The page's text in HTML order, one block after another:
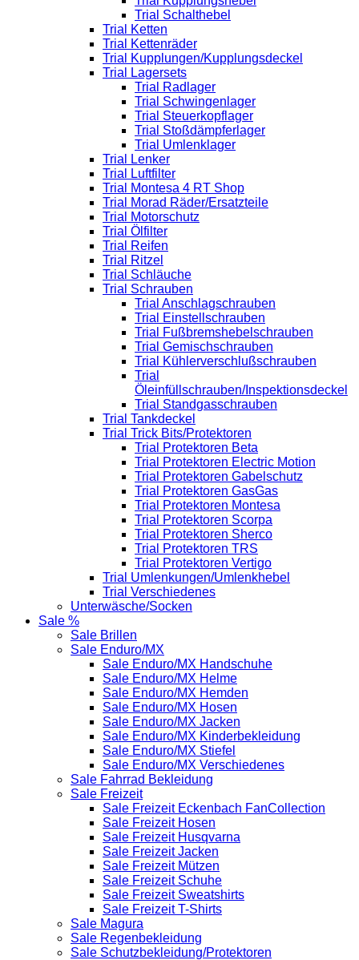
Trial Schalthebel
Trial Ketten
Trial Kettenräder
Trial Kupplungen/Kupplungsdeckel
Trial Lagersets
Trial Radlager
Trial Schwingenlager
Trial Steuerkopflager
Trial Stoßdämpferlager
Trial Umlenklager
Trial Lenker
Trial Luftfilter
Trial Montesa 4 RT Shop
Trial Morad Räder/Ersatzteile
Trial Motorschutz
Trial Ölfilter
Trial Reifen
Trial Ritzel
Trial Schläuche
Trial Schrauben
Trial Anschlagschrauben
Trial Einstellschrauben
Trial Fußbremshebelschrauben
Trial Gemischschrauben
Trial Kühlerverschlußschrauben
Trial
Öleinfüllschrauben/Inspektionsdeckel
Trial Standgasschrauben
Trial Tankdeckel
Trial Trick Bits/Protektoren
Trial Protektoren Beta
Trial Protektoren Electric Motion
Trial Protektoren Gabelschutz
Trial Protektoren GasGas
Trial Protektoren Montesa
Trial Protektoren Scorpa
Trial Protektoren Sherco
Trial Protektoren TRS
Trial Protektoren Vertigo
Trial Umlenkungen/Umlenkhebel
Trial Verschiedenes
Unterwäsche/Socken
Sale %
Sale Brillen
Sale Enduro/MX
Sale Enduro/MX Handschuhe
Sale Enduro/MX Helme
Sale Enduro/MX Hemden
Sale Enduro/MX Hosen
Sale Enduro/MX Jacken
Sale Enduro/MX Kinderbekleidung
Sale Enduro/MX Stiefel
Sale Enduro/MX Verschiedenes
Sale Fahrrad Bekleidung
Sale Freizeit
Sale Freizeit Eckenbach FanCollection
Sale Freizeit Hosen
Sale Freizeit Husqvarna
Sale Freizeit Jacken
Sale Freizeit Mützen
Sale Freizeit Schuhe
Sale Freizeit Sweatshirts
Sale Freizeit T-Shirts
Sale Magura
Sale Regenbekleidung
Sale Schutzbekleidung/Protektoren